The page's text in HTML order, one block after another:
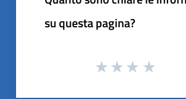
su questa pagina?